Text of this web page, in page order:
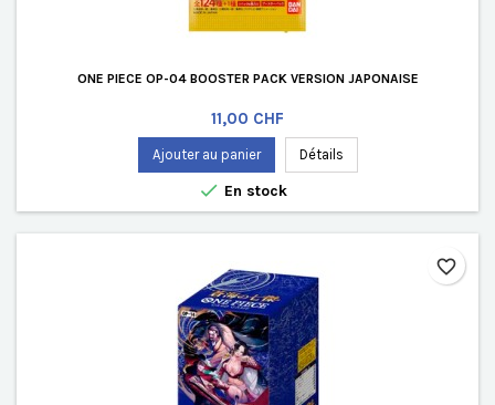
ONE PIECE OP-04 BOOSTER PACK VERSION JAPONAISE
Prix
11,00 CHF
Ajouter au panier Détails
 En stock
favorite_border